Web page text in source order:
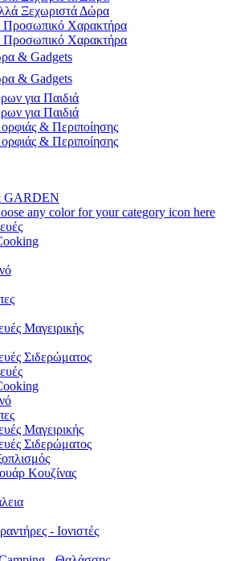
Ξεχωριστά Δώρα
Χαρακτήρα
Χαρακτήρα
& Gadgets
& Gadgets
για Παιδιά
για Παιδιά
& Περιποίησης
& Περιποίησης
GARDEN
any color for your category icon here
Μαγειρικής
Σιδερώματος
Μαγειρικής
Σιδερώματος
Κουζίνας
- Ιονιστές